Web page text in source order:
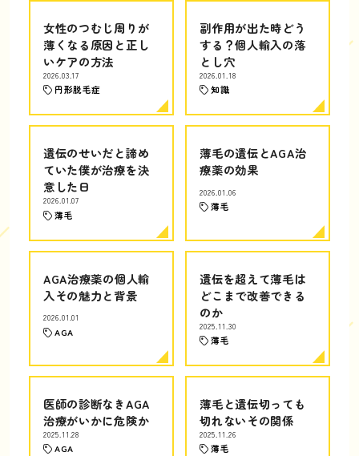
女性のつむじ周りが
薄くなる原因と正し
いケアの方法
2026.03.17
円形脱毛症
副作用が出た時どう
する？個人輸入の落
とし穴
2026.01.18
知識
遺伝のせいだと諦め
ていた僕が治療を決
意した日
2026.01.07
薄毛
薄毛の遺伝とAGA治
療薬の効果
2026.01.06
薄毛
AGA治療薬の個人輸
入その魅力と背景
2026.01.01
AGA
遺伝を超えて薄毛は
どこまで改善できる
のか
2025.11.30
薄毛
医師の診断なきAGA
治療がいかに危険か
2025.11.28
AGA
薄毛と遺伝切っても
切れないその関係
2025.11.26
薄毛